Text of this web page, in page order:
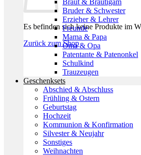
Es befinden sich keine Produkte im
Zurück zum Shop
Braut & Bräutigam
Bruder & Schwester
Erzieher & Lehrer
Freunde
Mama & Papa
Oma & Opa
Patentante & Patenonkel
Schulkind
Trauzeugen
Geschenksets
Abschied & Abschluss
Frühling & Ostern
Geburtstag
Hochzeit
Kommunion & Konfirmation
Silvester & Neujahr
Sonstiges
Weihnachten